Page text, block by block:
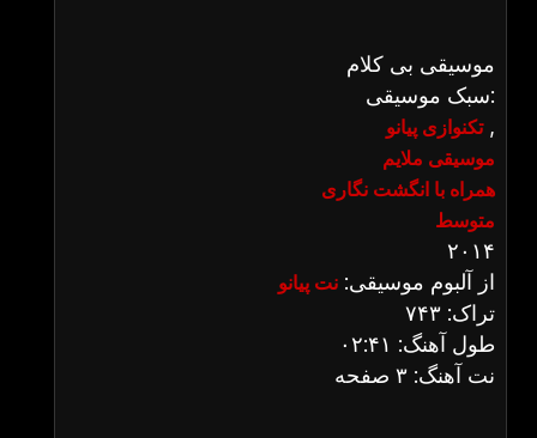
موسیقی بی کلام
سبک موسیقی:
تکنوازی پیانو,
موسیقی ملایم
همراه با انگشت نگاری
متوسط
۲۰۱۴
از آلبوم موسیقی: نت پیانو
تراک: ۷۴۳
طول آهنگ: ۰۲:۴۱
نت آهنگ: ۳ صفحه